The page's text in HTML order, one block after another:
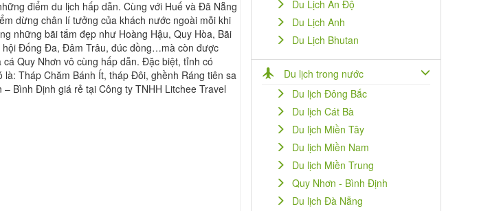
điểm du lịch hấp dẫn. Cùng với Huế và Đã Nẵng
dừng chân lí tưởng của khách nước ngoài mỗi khi
những bãi tắm đẹp như Hoàng Hậu, Quy Hòa, Bãi
Đống Đa, Đâm Trâu, đúc đồng…mà còn được
Quy Nhơn vô cùng hấp dẫn. Đặc biệt, tỉnh có
Tháp Chăm Bánh Ít, tháp Đôi, ghềnh Ráng tiên sa
Bình Định giá rẻ tại Công ty TNHH Litchee Travel
Du Lịch Ấn Độ
Du Lịch Anh
Du Lịch Bhutan
Du lịch trong nước
Du lịch Đông Bắc
Du lịch Cát Bà
Du lịch Miền Tây
Du lịch Miền Nam
Du lịch Miền Trung
Quy Nhơn - Bình Định
Du lịch Đà Nẵng